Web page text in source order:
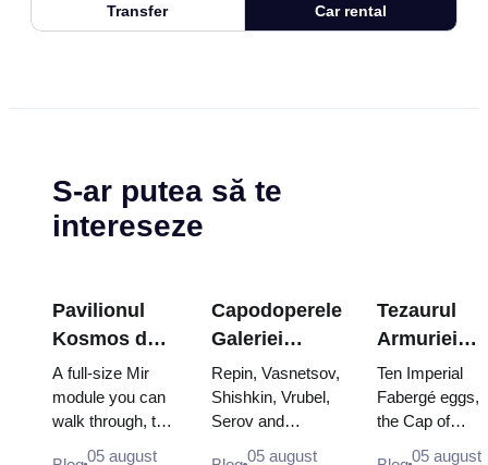
Transfer Car rental
S-ar putea să te
intereseze
Pavilionul
Kosmos de
la VDNKh: în
cea mai mare
expoziție
spațială a
A full-size Mir
module you can
walk through, the
05 august
Capodoperele
Galeriei
Tretyakov:
Picturile
pentru care
merită să
Repin, Vasnetsov,
Shishkin, Vrubel,
Serov and
05 august
Tezaurul
Armuriei
ouăle
Fabergé,
tronurile și
Ten Imperial
Fabergé eggs,
the Cap of
05 august